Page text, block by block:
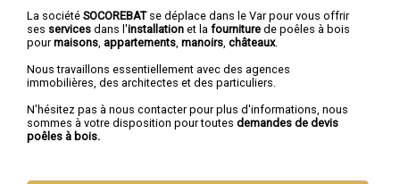
La société SOCOREBATse déplace dans le Var pour vous offrir
ses services dans l'installation et la fourniture de poêles à bois
pourmaisons appartements manoirs châteaux.
Nous travaillons essentiellement avec des agences
immobilières, des architectes et des particuliers.
N'hésitez pas à nous contacter pour plus d'informations, nous
sommes à votre disposition pour toutes demandes de devis
poêles à bois.